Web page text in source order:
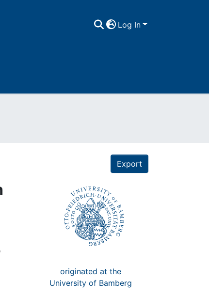
Log In
Export
originated at the
University of Bamberg